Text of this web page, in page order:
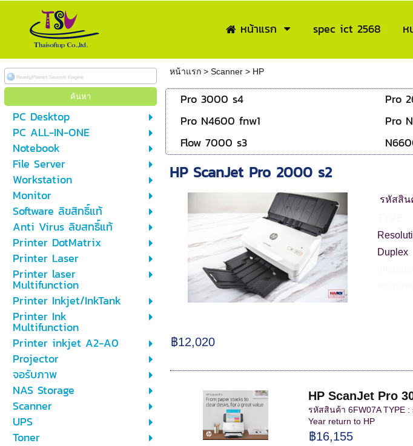
หน้าแรก spec ict 2568 ห
PC Desktop
PC ALL-IN-ONE
Notebook
File Server
Workstation
Monitor
Software ลิขสิทธิ์แท้
Anti Virus ลิขสทธิ์แท้
Printer DotMatrix
Printer Laser
Printer laser
Multifunction
Printer Inkjet/InkTank
Printer Ink
Multifunction
Printer inkjet A2-A0
Projector
จอรับภาพ
NAS Storage
Scanner
UPS
Toner
หน้าแรก > Scanner> HP
Pro 3000 s4 Pro
Pro N4600 fnw1
Pro
Flow 7000 s3
HP ScanJet Pro 2000 s2
รหัสสิน
฿12,020
HP ScanJet Pro
รหัสสินค้า 6FW07A TYPE :
Year return to HP
฿16,155